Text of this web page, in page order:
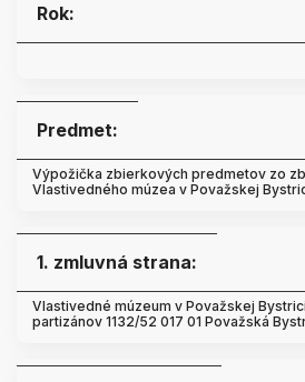
Rok:
Predmet:
Výpožička zbierkových predmetov zo
Vlastivedného múzea v Považskej
1. zmluvná strana:
Vlastivedné múzeum v Považskej
partizánov 1132/52 017 01 Považská